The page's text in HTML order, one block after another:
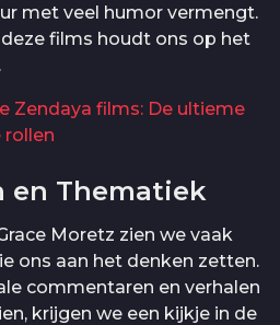
met veel humor vermengt.
deze films houdt ons op het
Zendaya films: De ultieme
rollen
en Thematiek
Moretz zien we vaak
ons aan het denken zetten.
commentaren en verhalen
krijgen we een kijkje in de